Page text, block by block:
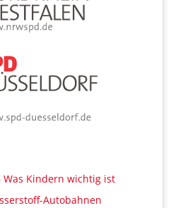
Kindern wichtig ist
Autobahnen